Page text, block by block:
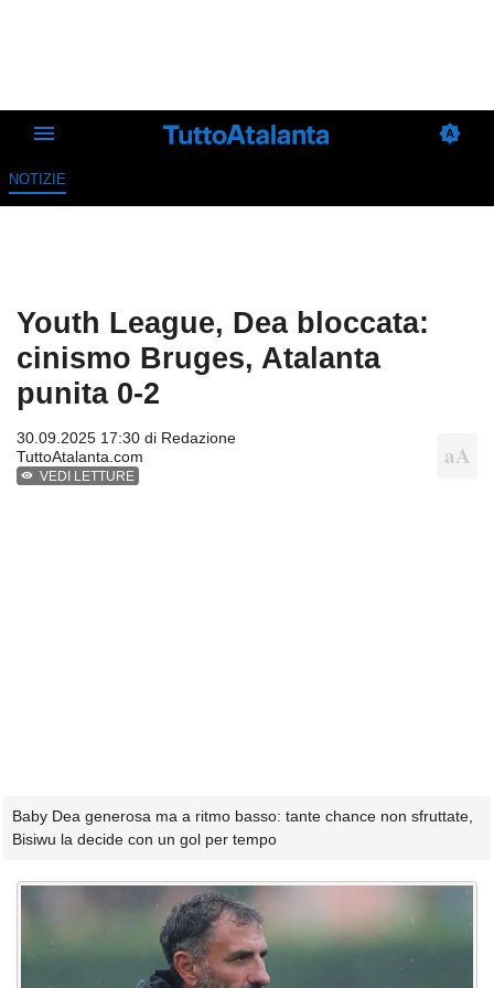
NOTIZIE
Youth League, Dea bloccata:
cinismo Bruges, Atalanta
punita 0-2
30.09.2025 17:30 di Redazione
TuttoAtalanta.com
VEDI LETTURE
Baby Dea generosa ma a ritmo basso: tante chance non sfruttate,
Bisiwu la decide con un gol per tempo